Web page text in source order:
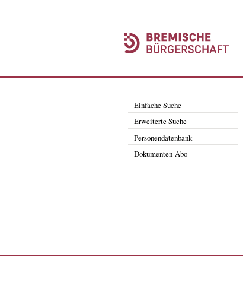
Einfache Suche
Erweiterte Suche
Personendatenbank
Dokumenten-Abo